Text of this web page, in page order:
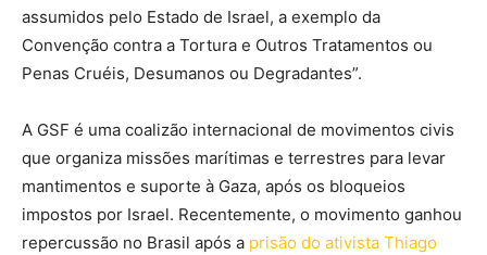
assumidos pelo Estado de Israel, a exemplo da
Convenção contra a Tortura e Outros Tratamentos ou
Penas Cruéis, Desumanos ou Degradantes”.
A GSF é uma coalizão internacional de movimentos civis
que organiza missões marítimas e terrestres para levar
mantimentos e suporte à Gaza, após os bloqueios
impostos por Israel. Recentemente, o movimento ganhou
repercussão no Brasil após a prisão do ativista Thiago